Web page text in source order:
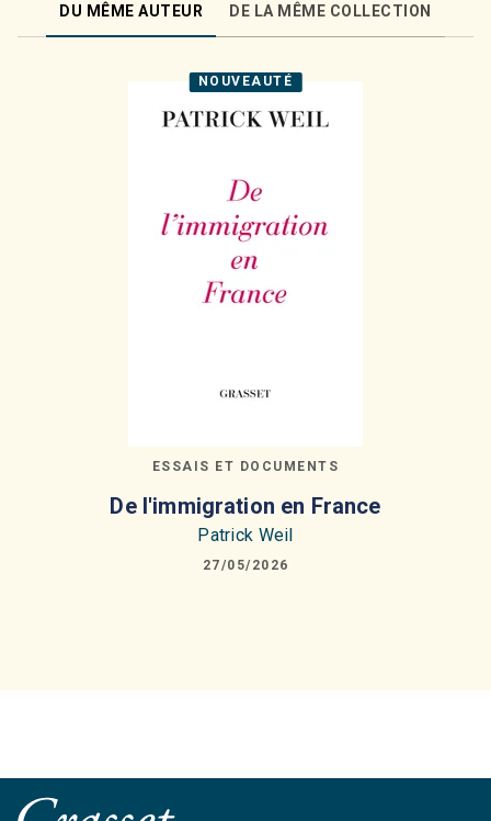
DU MÊME AUTEUR DE LA MÊME COLLECTION
NOUVEAUTÉ
ESSAIS ET DOCUMENTS
De l'immigration en France
Patrick Weil
27/05/2026